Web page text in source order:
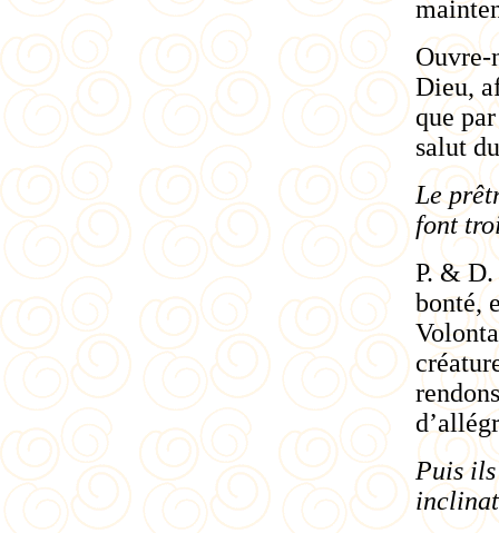
Ouvre-
Dieu,
que
salut
Le
font
P. & D.
bonté,
Puis